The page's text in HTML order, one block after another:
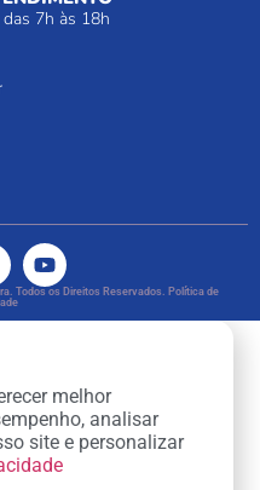
das 7h às 18h
Todos os Direitos Reservados. Política de
melhor
analisar
site e personalizar